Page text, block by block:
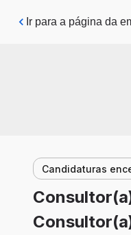
Pular para o conteúdo
Ir para a página da
Candidaturas